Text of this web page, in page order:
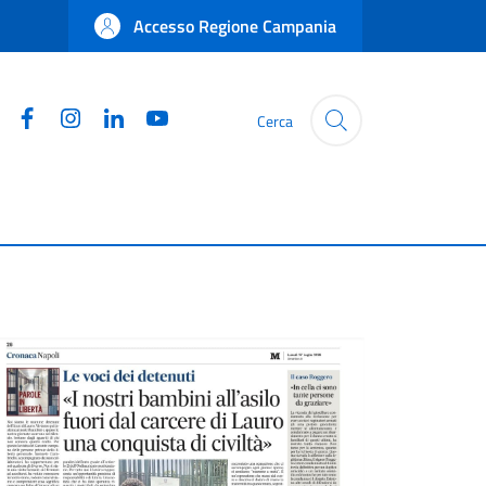
Accesso Regione Campania
FacebookInstagram
Linkedin Cerca